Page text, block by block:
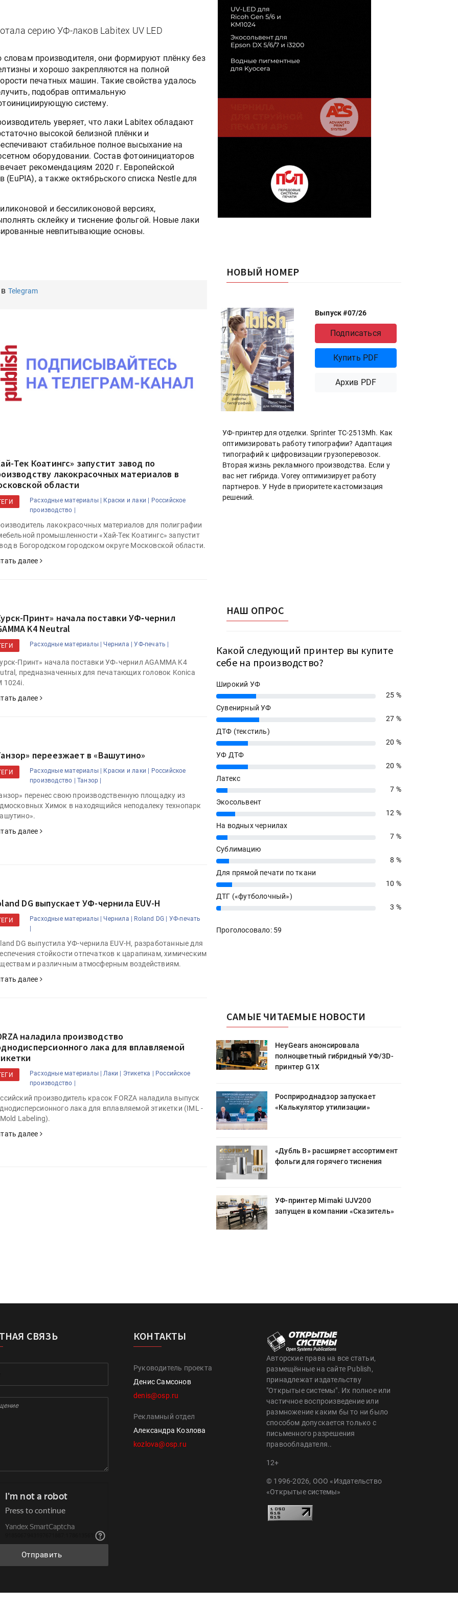
серию УФ-лаков Labitex UV LED
словам производителя, они формируют плёнку без
и хорошо закрепляются на полной
печатных машин. Такие свойства удалось
подобрав оптимальную
систему.
уверяет, что лаки Labitex обладают
высокой белизной плёнки и
стабильное полное высыхание на
оборудовании. Состав фотоинициаторов
рекомендациям 2020 г. Европейской
а также октябрьского списка Nestle для
и бессиликоновой версиях,
склейку и тиснение фольгой. Новые лаки
невпитывающие основы.
Telegram
Тек Коатингс» запустит завод по
лакокрасочных материалов в
области
Расходные материалы | Краски и лаки |
Российское
производство |
лакокрасочных материалов для полиграфии
промышленности «Хай-Тек Коатингс» запустит
в Богородском городском округе Московской области.
далее
Принт» начала поставки УФ‑чернил
K4 Neutral
Расходные материалы | Чернила | УФ-печать |
Принт» начала поставки УФ‑чернил AGAMMA K4
предназначенных для печатающих головок Konica
1024i.
далее
переезжает в «Вашутино»
Расходные материалы | Краски и лаки |
Российское
производство |
Танзор |
перенес свою производственную площадку из
Химок в находящийся неподалеку технопарк
далее
DG выпускает УФ-чернила EUV-H
Расходные материалы | Чернила | Roland DG | УФ-печать
|
DG выпустила УФ-чернила EUV-H, разработанные для
стойкости отпечатков к царапинам, химическим
и различным атмосферным воздействиям.
далее
наладила производство
лака для вплавляемой
Расходные материалы | Лаки | Этикетка | Российское
производство |
производитель красок FORZA наладила выпуск
лака для вплавляемой этикетки (IML -
Labeling).
далее
НОВЫЙ НОМЕР
Выпуск #07/26
Подписаться
Купить PDF
Архив PDF
УФ-принтер для отделки. Sprinter ТС-2513Mh. Как
оптимизировать работу типографии? Адаптация
типографий к цифровизации грузоперевозок.
Вторая жизнь рекламного производства. Если у
вас нет гибрида. Vorey оптимизирует работу
партнеров. У Hyde в приоритете кастомизация
решений.
НАШ ОПРОС
Какой следующий принтер вы купите
себе на производство?
Широкий УФ
25%
25 %
Сувенирный УФ
27%
27 %
ДТФ (текстиль)
20%
20 %
УФ ДТФ
20%
20 %
Латекс
7%
7 %
Экосольвент
12%
12 %
На водных чернилах
7%
7 %
Сублимацию
8%
8 %
Для прямой печати по ткани
10%
10 %
ДТГ («футболочный»)
3% 3 %
Проголосовало: 59
САМЫЕ ЧИТАЕМЫЕ НОВОСТИ
3D-
HeyGears анонсировала
Росприроднадзор запускает
«Калькулятор утилизации»
HeyGears анонсировала
полноцветный гибридный УФ/3D-
принтер G1X
Росприроднадзор запускает
«Калькулятор утилизации»
«Дубль В» расширяет ассортимент
фольги для горячего тиснения
УФ-принтер Mimaki UJV200
запущен в компании «Сказитель»
СВЯЗЬ
Отправить
КОНТАКТЫ
Руководитель проекта
Денис Самсонов
denis@osp.ru
Рекламный отдел
Александра Козлова
kozlova@osp.ru
Авторские права на все статьи,
размещённые на сайте Publish,
принадлежат издательству
"Открытые системы". Их полное или
частичное воспроизведение или
размножение каким бы то ни было
способом допускается только с
письменного разрешения
правообладателя..
12+
© 1996-2026, ООО «Издательство
«Открытые системы»